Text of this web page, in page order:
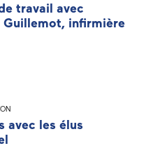
travail avec
Guillemot, infirmière
avec les élus